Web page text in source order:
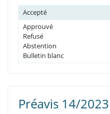
Accepté
Approuvé
Refusé
Abstention
Bulletin blanc
Préavis 14/2023